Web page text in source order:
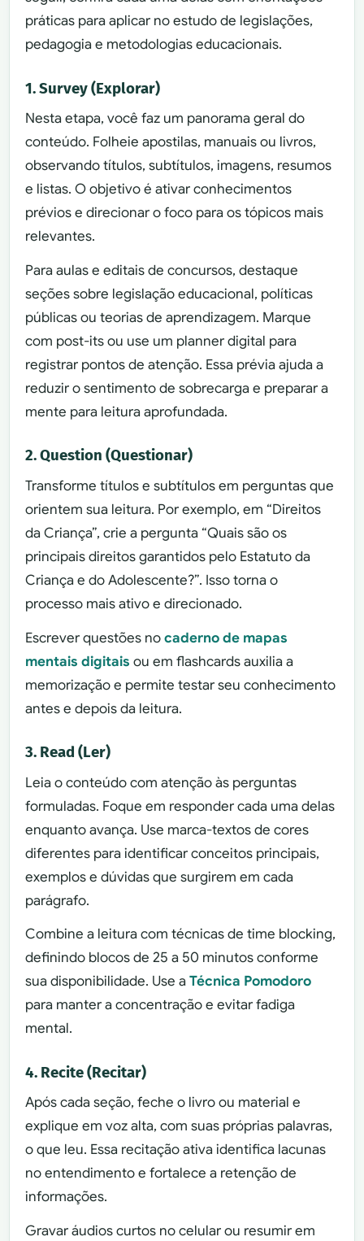
práticas para aplicar no estudo de legislações,
pedagogia e metodologias educacionais.
1. Survey (Explorar)
Nesta etapa, você faz um panorama geral do
conteúdo. Folheie apostilas, manuais ou livros,
observando títulos, subtítulos, imagens, resumos
e listas. O objetivo é ativar conhecimentos
prévios e direcionar o foco para os tópicos mais
relevantes.
Para aulas e editais de concursos, destaque
seções sobre legislação educacional, políticas
públicas ou teorias de aprendizagem. Marque
com post-its ou use um planner digital para
registrar pontos de atenção. Essa prévia ajuda a
reduzir o sentimento de sobrecarga e preparar a
mente para leitura aprofundada.
2. Question (Questionar)
Transforme títulos e subtítulos em perguntas que
orientem sua leitura. Por exemplo, em “Direitos
da Criança”, crie a pergunta “Quais são os
principais direitos garantidos pelo Estatuto da
Criança e do Adolescente?”. Isso torna o
processo mais ativo e direcionado.
Escrever questões nocaderno de mapas
mentais digitais ou em flashcards auxilia a
memorização e permite testar seu conhecimento
antes e depois da leitura.
3. Read (Ler)
Leia o conteúdo com atenção às perguntas
formuladas. Foque em responder cada uma delas
enquanto avança. Use marca-textos de cores
diferentes para identificar conceitos principais,
exemplos e dúvidas que surgirem em cada
parágrafo.
Combine a leitura com técnicas de time blocking,
definindo blocos de 25 a 50 minutos conforme
sua disponibilidade. Use aTécnica Pomodoro
para manter a concentração e evitar fadiga
mental.
4. Recite (Recitar)
Após cada seção, feche o livro ou material e
explique em voz alta, com suas próprias palavras,
o que leu. Essa recitação ativa identifica lacunas
no entendimento e fortalece a retenção de
informações.
Gravar áudios curtos no celular ou resumir em